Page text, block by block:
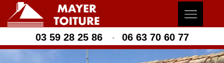
03 59 28 25 86 - 06 63 70 60 77